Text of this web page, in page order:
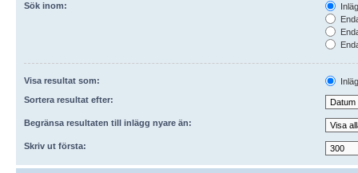
Sök inom:
Visa resultat som:
Sortera resultat efter:
Begränsa resultaten till inlägg nyare än:
Skriv ut första: